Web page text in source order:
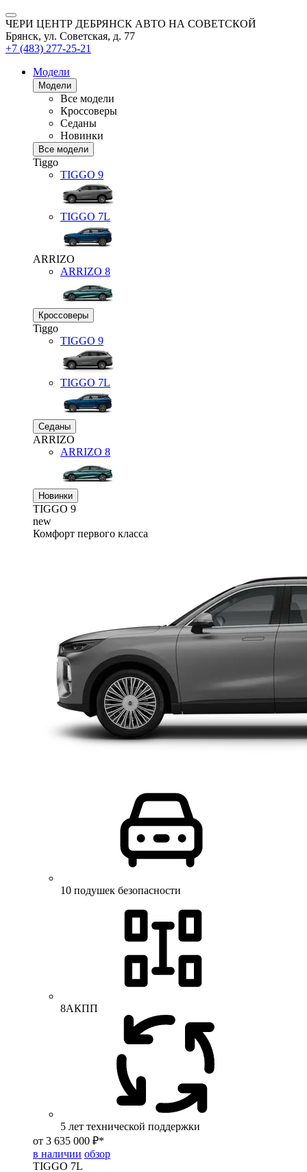
ЧЕРИ ЦЕНТР ДЕБРЯНСК АВТО НА СОВЕТСКОЙ
Брянск, ул. Советская, д. 77
+7 (483) 277-25-21
Модели
Модели
Все модели
Кроссоверы
Седаны
Новинки
Все модели
Tiggo
TIGGO 9
TIGGO 7L
ARRIZO
ARRIZO 8
Кроссоверы
Tiggo
TIGGO 9
TIGGO 7L
Седаны
ARRIZO
ARRIZO 8
Новинки
TIGGO 9
new
Комфорт первого класса
10 подушек безопасности
8АКПП
5 лет технической поддержки
от 3 635 000 ₽*
в наличии обзор
TIGGO 7L